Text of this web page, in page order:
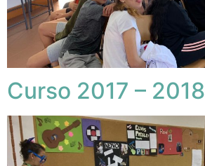
Curso 2017 – 2018